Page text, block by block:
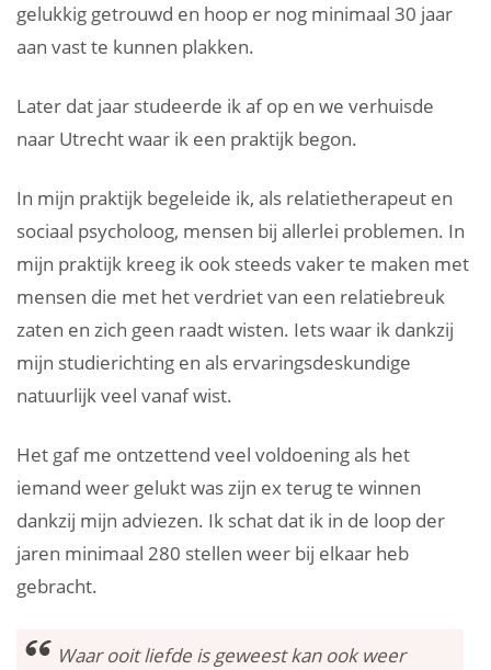
gelukkig getrouwd en hoop er nog minimaal 30 jaar
aan vast te kunnen plakken.
Later dat jaar studeerde ik af op en we verhuisde
naar Utrecht waar ik een praktijk begon.
In mijn praktijk begeleide ik, als relatietherapeut en
sociaal psycholoog, mensen bij allerlei problemen. In
mijn praktijk kreeg ik ook steeds vaker te maken met
mensen die met het verdriet van een relatiebreuk
zaten en zich geen raadt wisten. Iets waar ik dankzij
mijn studierichting en als ervaringsdeskundige
natuurlijk veel vanaf wist.
Het gaf me ontzettend veel voldoening als het
iemand weer gelukt was zijn ex terug te winnen
dankzij mijn adviezen. Ik schat dat ik in de loop der
jaren minimaal 280 stellen weer bij elkaar heb
gebracht.
Waar ooit liefde is geweest kan ook weer